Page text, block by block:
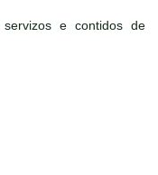
e contidos de